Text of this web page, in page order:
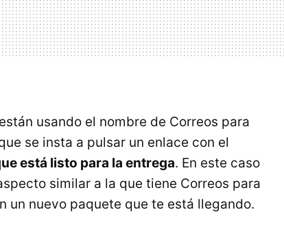
usando el nombre de Correos para
se insta a pulsar un enlace con el
está listo para la entrega. En este caso
similar a la que tiene Correos para
un nuevo paquete que te está llegando.